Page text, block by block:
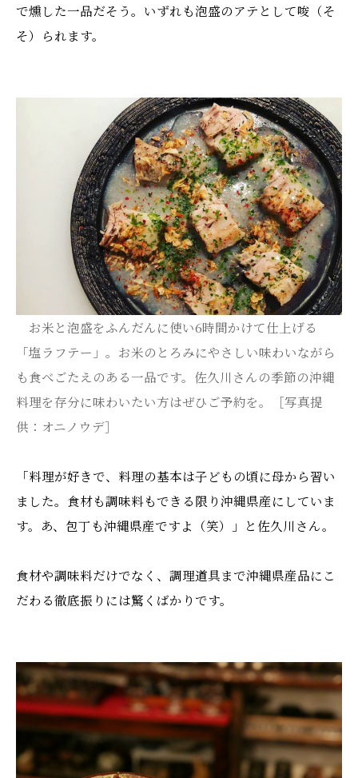
で燻した一品だそう。いずれも泡盛のアテとして唆（そ
そ）られます。
お米と泡盛をふんだんに使い6時間かけて仕上げる
「塩ラフテー」。お米のとろみにやさしい味わいながら
も食べごたえのある一品です。佐久川さんの季節の沖縄
料理を存分に味わいたい方はぜひご予約を。［写真提
供：オニノウデ］
「料理が好きで、料理の基本は子どもの頃に母から習い
ました。食材も調味料もできる限り沖縄県産にしていま
す。あ、包丁も沖縄県産ですよ（笑）」と佐久川さん。
食材や調味料だけでなく、調理道具まで沖縄県産品にこ
だわる徹底振りには驚くばかりです。